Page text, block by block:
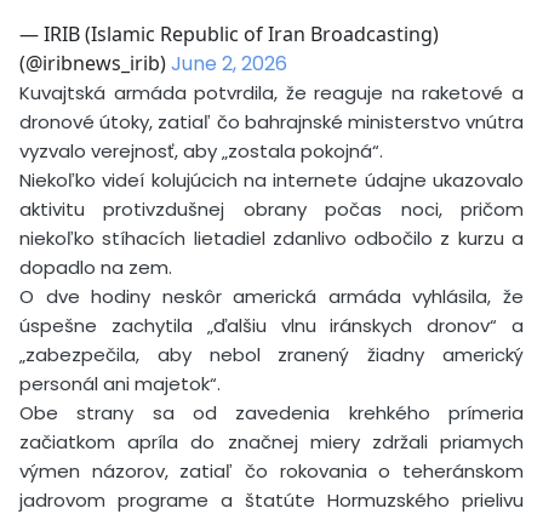
— IRIB (Islamic Republic of Iran Broadcasting)
(@iribnews_irib)June 2, 2026
Kuvajtská armáda potvrdila, že reaguje na raketové a
dronové útoky, zatiaľ čo bahrajnské ministerstvo vnútra
vyzvalo verejnosť, aby „zostala pokojná“.
Niekoľko videí kolujúcich na internete údajne ukazovalo
aktivitu protivzdušnej obrany počas noci, pričom
niekoľko stíhacích lietadiel zdanlivo odbočilo z kurzu a
dopadlo na zem.
O dve hodiny neskôr americká armáda vyhlásila, že
úspešne zachytila ​​„ďalšiu vlnu iránskych dronov“ a
„zabezpečila, aby nebol zranený žiadny americký
personál ani majetok“.
Obe strany sa od zavedenia krehkého prímeria
začiatkom apríla do značnej miery zdržali priamych
výmen názorov, zatiaľ čo rokovania o teheránskom
jadrovom programe a štatúte Hormuzského prielivu